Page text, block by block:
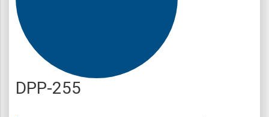
DPP-255